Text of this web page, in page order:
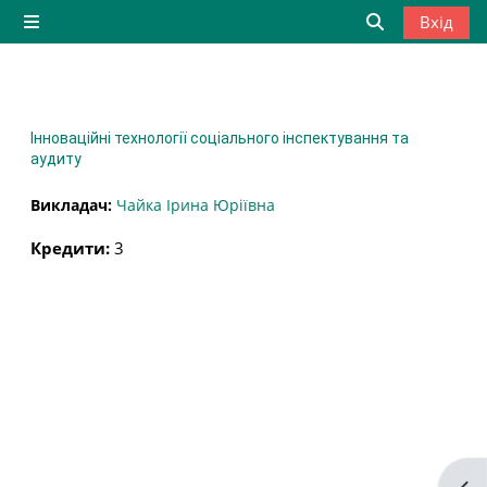
Перейти до головного вмісту
Бокова панель
Вхід
Інноваційні технології соціального інспектування та
аудиту
Викладач: Чайка Ірина Юріївна
Кредити: 3